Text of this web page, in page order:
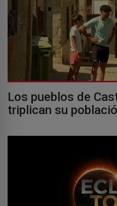
Los pueblos de
triplican su